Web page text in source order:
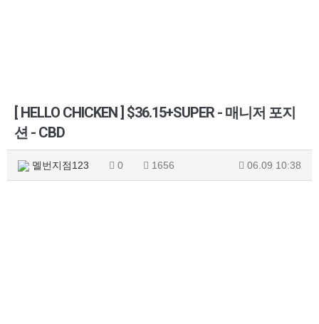
[ HELLO CHICKEN ] $36.15+SUPER - 매니저 포지
션 - CBD
멜번지점123 0 1656 06.09 10:38